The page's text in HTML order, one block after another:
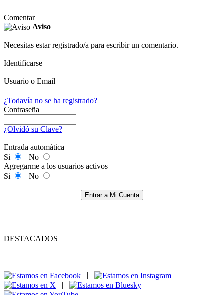
Comentar
Aviso
Necesitas estar registrado/a para escribir un comentario.
Identificarse
Usuario o Email
¿Todavía no se ha registrado?
Contraseña
¿Olvidó su Clave?
Entrada automática
Si
No
Agregarme a los usuarios activos
Si
No
Entrar a Mi Cuenta
DESTACADOS
|
|